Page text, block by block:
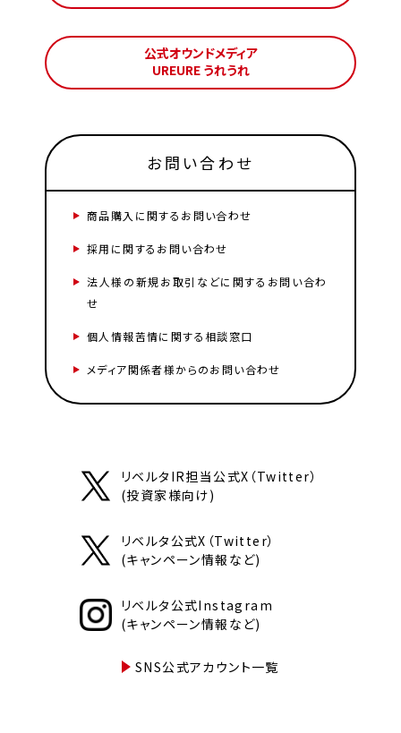
公式オウンドメディア
UREURE うれうれ
お問い合わせ
商品購入に関するお問い合わせ
採用に関するお問い合わせ
法人様の新規お取引などに関するお問い合わ
せ
個人情報苦情に関する相談窓口
メディア関係者様からのお問い合わせ
リベルタIR担当公式X（Twitter）
(投資家様向け)
リベルタ公式X（Twitter）
(キャンペーン情報など)
リベルタ公式Instagram
(キャンペーン情報など)
SNS公式アカウント一覧